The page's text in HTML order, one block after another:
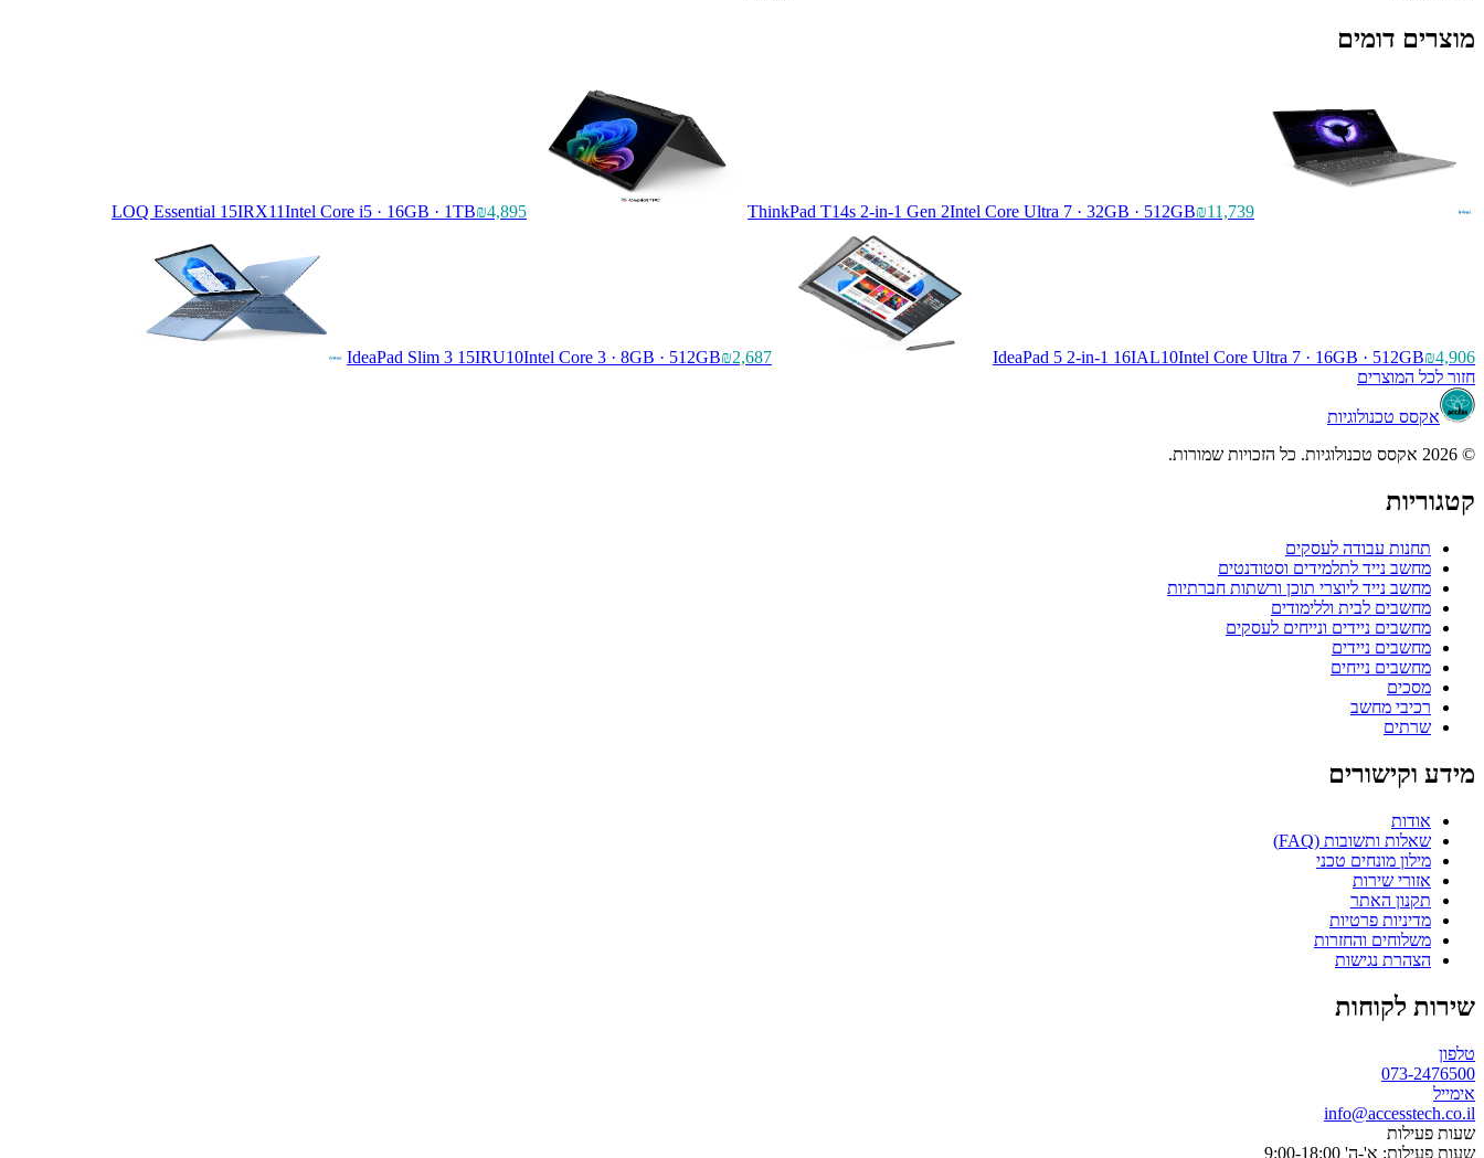
מוצרים דומים
LOQ Essential 15IRX11Intel Core i5 · 16GB · 1TB₪4,895 ThinkPad T14s 2-in-1 Gen 2Intel Core Ultra 7 · 32GB · 512GB₪11,739
IdeaPad Slim 3 15IRU10Intel Core 3 · 8GB · 512GB₪2,687 IdeaPad 5 2-in-1 16IAL10Intel Core Ultra 7 · 16GB · 512GB₪4,906
חזור לכל המוצרים
אקסס טכנולוגיות
© 2026 אקסס טכנולוגיות. כל הזכויות שמורות.
קטגוריות
תחנות עבודה לעסקים
מחשב נייד לתלמידים וסטודנטים
מחשב נייד ליוצרי תוכן ורשתות חברתיות
מחשבים לבית וללימודים
מחשבים ניידים ונייחים לעסקים
מחשבים ניידים
מחשבים נייחים
מסכים
רכיבי מחשב
שרתים
מידע וקישורים
אודות
שאלות ותשובות (FAQ)
מילון מונחים טכני
אזורי שירות
תקנון האתר
מדיניות פרטיות
משלוחים והחזרות
הצהרת נגישות
שירות לקוחות
טלפון
073-2476500
אימייל
info@accesstech.co.il
שעות פעילות
שעות פעילות: א'-ה' 9:00-18:00